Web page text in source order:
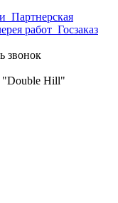
Партнерская
работ Госзаказ
звонок
"Double Hill"